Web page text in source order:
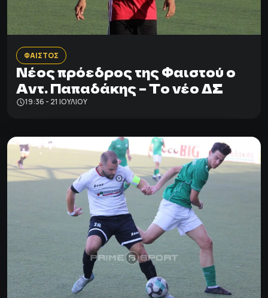
ΦΑΙΣΤΟΣ
Νέος πρόεδρος της Φαιστού ο
Αντ. Παπαδάκης – Το νέο ΔΣ
19:36 - 21 ΙΟΥΛΊΟΥ